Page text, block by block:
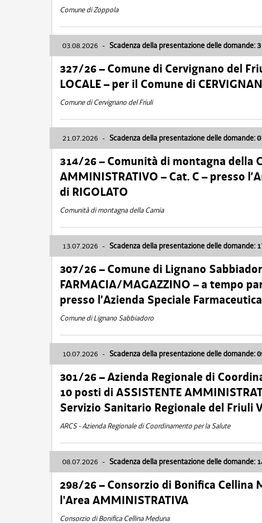
Comune di Zoppola
03.08.2026 - Scadenza della presentazione delle domande:
327/26 – Comune di Cervignano del
LOCALE – per il Comune di
Comune di Cervignano del Friuli
21.07.2026 - Scadenza della presentazione delle domande:
314/26 – Comunità di montagna della
AMMINISTRATIVO – Cat. C – presso
di RIGOLATO
Comunità di montagna della Carnia
13.07.2026 - Scadenza della presentazione delle domande:
307/26 – Comune di Lignano
FARMACIA/MAGAZZINO – a tempo
presso l’Azienda Speciale
Comune di Lignano Sabbiadoro
10.07.2026 - Scadenza della presentazione delle domande:
301/26 – Azienda Regionale di
10 posti di ASSISTENTE
Servizio Sanitario Regionale del Friuli
ARCS - Azienda Regionale di Coordinamento per la Salute
08.07.2026 - Scadenza della presentazione delle domande:
298/26 – Consorzio di Bonifica Cellina
l'Area AMMINISTRATIVA
Consorzio di Bonifica Cellina Meduna